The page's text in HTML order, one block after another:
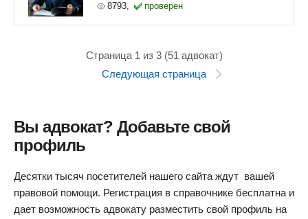
8793,
проверен
Страница 1 из 3 (51 адвокат)
Следующая страница
Вы адвокат? Добавьте свой
профиль
Десятки тысяч посетителей нашего сайта ждут вашей
правовой помощи. Регистрация в справочнике бесплатна и
дает возможность адвокату разместить свой профиль на